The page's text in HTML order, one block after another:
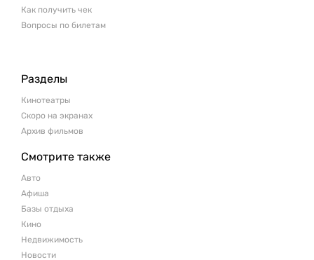
Как получить чек
Вопросы по билетам
Разделы
Кинотеатры
Скоро на экранах
Архив фильмов
Смотрите также
Авто
Афиша
Базы отдыха
Кино
Недвижимость
Новости